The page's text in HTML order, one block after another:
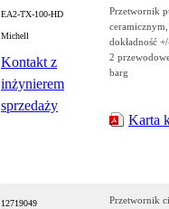
EA2-TX-100-HD
Michell
Kontakt z
inżynierem
sprzedaży
Przetwornik
dokładność
2
barg
Karta
12719049
Przetwornik